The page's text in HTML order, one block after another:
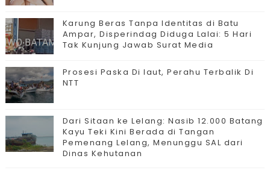
Karung Beras Tanpa Identitas di Batu
Ampar, Disperindag Diduga Lalai: 5 Hari
Tak Kunjung Jawab Surat Media
Prosesi Paska Di laut, Perahu Terbalik Di
NTT
Dari Sitaan ke Lelang: Nasib 12.000 Batang
Kayu Teki Kini Berada di Tangan
Pemenang Lelang, Menunggu SAL dari
Dinas Kehutanan